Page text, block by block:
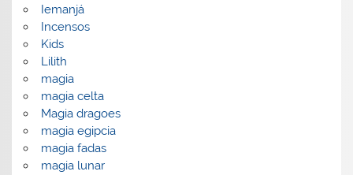
Iemanjá
Incensos
Kids
Lilith
magia
magia celta
Magia dragoes
magia egipcia
magia fadas
magia lunar